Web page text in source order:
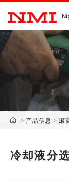
产品信息
产品信息（工業）
下載
企业信息
> 产品信息 >滚
冷却液分